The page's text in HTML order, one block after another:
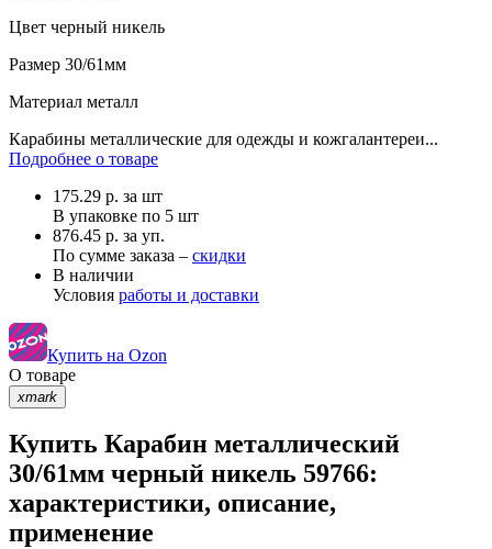
Цвет черный никель
Размер 30/61мм
Материал металл
Карабины металлические для одежды и кожгалантереи...
Подробнее о товаре
175.29 р. за шт
В упаковке по 5 шт
876.45 р. за уп.
По сумме заказа – скидки
В наличии
Условия работы и доставки
Купить на Ozon
О товаре
xmark
Купить Карабин металлический
30/61мм черный никель 59766:
характеристики, описание,
применение